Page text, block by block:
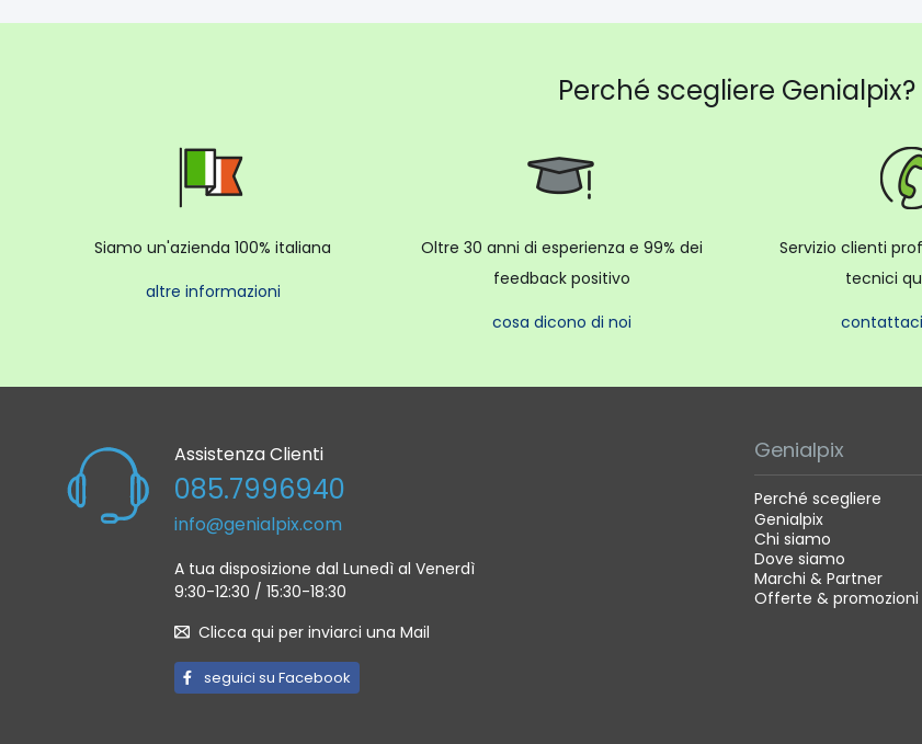
Perché scegliere Genialpix?
Siamo un'azienda 100% italiana
altre informazioni
Oltre 30 anni di esperienza e 99% dei
feedback positivo
cosa dicono di noi
Servizio clienti
tecnici
Assistenza Clienti
085.7996940
info@genialpix.com
A tua disposizione dal Lunedì al Venerdì
9:30-12:30 / 15:30-18:30
Clicca qui per inviarci una Mail
seguici su Facebook
Genialpix
Perché scegliere
Genialpix
Chi siamo
Dove siamo
Marchi & Partner
Offerte & promozioni